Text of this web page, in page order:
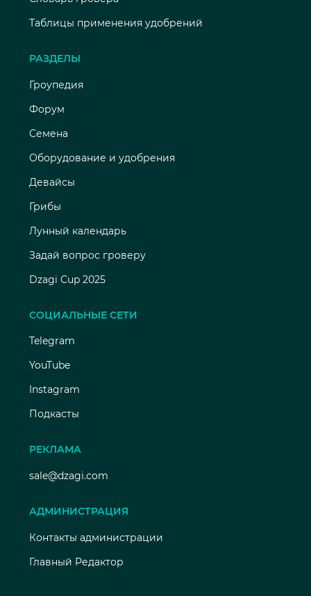
Таблицы применения удобрений
РАЗДЕЛЫ
Гроупедия
Форум
Семена
Оборудование и удобрения
Девайсы
Грибы
Лунный календарь
Задай вопрос гроверу
Dzagi Cup 2025
СОЦИАЛЬНЫЕ СЕТИ
Telegram
YouTube
Instagram
Подкасты
РЕКЛАМА
sale@dzagi.com
АДМИНИСТРАЦИЯ
Контакты администрации
Главный Редактор